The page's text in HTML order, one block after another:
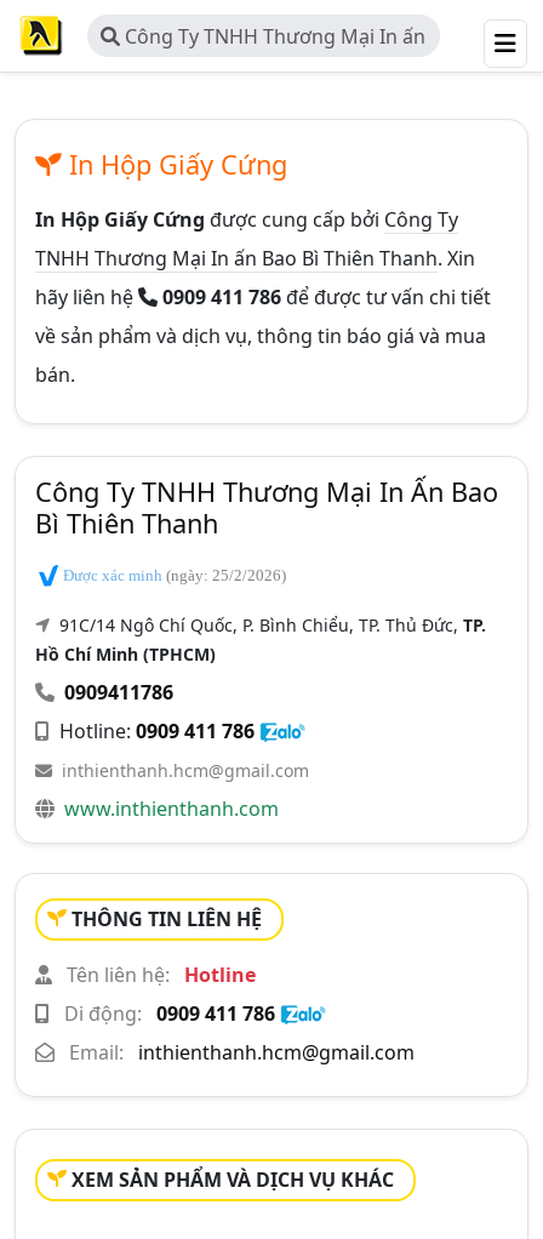
Công Ty TNHH Thương Mại In ấn
Bao Bì Thiên Thanh
In Hộp Giấy Cứng
In Hộp Giấy Cứng được cung cấp bởi Công Ty
TNHH Thương Mại In ấn Bao Bì Thiên Thanh. Xin
hãy liên hệ
0909 411 786để được tư vấn chi tiết
về sản phẩm và dịch vụ, thông tin báo giá và mua
bán.
Công Ty TNHH Thương Mại In Ấn Bao
Bì Thiên Thanh
Được xác minh (ngày: 25/2/2026)
91C/14 Ngô Chí Quốc, P. Bình Chiểu, TP. Thủ Đức, TP.
Hồ Chí Minh (TPHCM)
0909411786
Hotline: 0909 411 786
inthienthanh.hcm@gmail.com
www.inthienthanh.com
THÔNG TIN LIÊN HỆ
Tên liên hệ:
Hotline
Di động: 0909 411 786
Email:
inthienthanh.hcm@gmail.com
XEM SẢN PHẨM VÀ DỊCH VỤ KHÁC